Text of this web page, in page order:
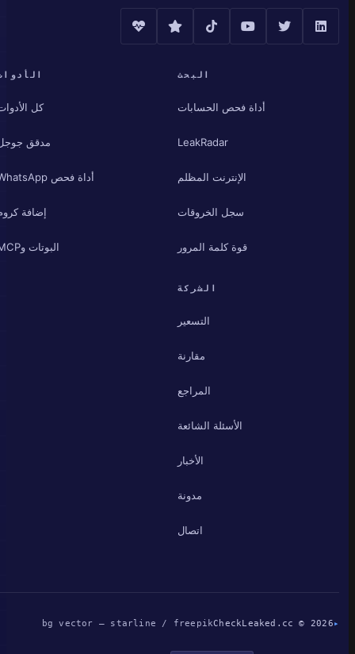
البحث
أداة فحص الحسابات
LeakRadar
الإنترنت المظلم
سجل الخروقات
قوة كلمة المرور
الأدوات
كل الأدوات
مدقق جوجل
أداة فحص WhatsApp
إضافة كروم
البوتات وMCP
الشركة
التسعير
مقارنة
المراجع
الأسئلة الشائعة
الأخبار
مدونة
اتصال
CheckLeaked.cc © 2026
bg vector — starline / freepik